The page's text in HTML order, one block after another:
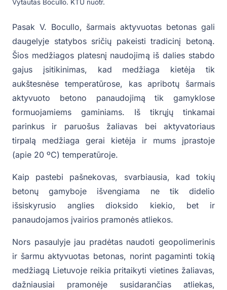
Vytautas Bocullo. KTU nuotr.
Pasak V. Bocullo, šarmais aktyvuotas betonas gali
daugelyje statybos sričių pakeisti tradicinį betoną.
Šios medžiagos platesnį naudojimą iš dalies stabdo
gajus įsitikinimas, kad medžiaga kietėja tik
aukštesnėse temperatūrose, kas apribotų šarmais
aktyvuoto betono panaudojimą tik gamyklose
formuojamiems gaminiams. Iš tikrųjų tinkamai
parinkus ir paruošus žaliavas bei aktyvatoriaus
tirpalą medžiaga gerai kietėja ir mums įprastoje
(apie 20 ºC) temperatūroje.
Kaip pastebi pašnekovas, svarbiausia, kad tokių
betonų gamyboje išvengiama ne tik didelio
išsiskyrusio anglies dioksido kiekio, bet ir
panaudojamos įvairios pramonės atliekos.
Nors pasaulyje jau pradėtas naudoti geopolimerinis
ir šarmu aktyvuotas betonas, norint pagaminti tokią
medžiagą Lietuvoje reikia pritaikyti vietines žaliavas,
dažniausiai pramonėje susidarančias atliekas,